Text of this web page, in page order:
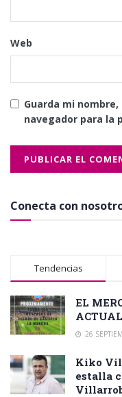
Web
Guarda mi
navegador para la
Conecta con
Tendencias
EL
26
Kiko
estalla